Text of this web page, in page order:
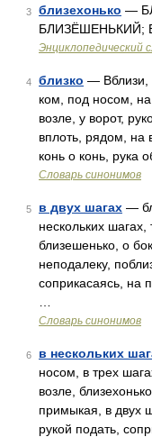
3 близехонько —
БЛИЗЁШЕНЬКИЙ;
Энциклопедический
4 близко — Вблизи,
ком, под носом, на
возле, у ворот,
вплоть, рядом, на
конь о конь, рука
Словарь синонимов
5 в двух шагах —
нескольких
близешенько, о
неподалеку,
соприкасаясь, на
Словарь синонимов
6 в нескольких
носом, в трех
возле,
примыкая, в двух
рукой подать,